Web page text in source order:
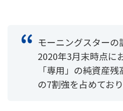
モーニングスターの
2020年3月末時点に
「専用」の純資産
の7割強を占めており